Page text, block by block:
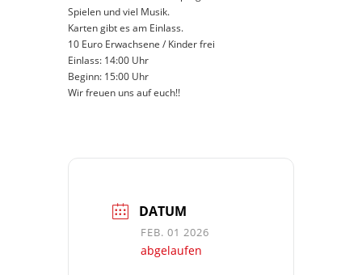
Spielen und viel Musik.
Karten gibt es am Einlass.
10 Euro Erwachsene / Kinder frei
Einlass: 14:00 Uhr
Beginn: 15:00 Uhr
Wir freuen uns auf euch!!
DATUM
FEB. 01 2026
abgelaufen